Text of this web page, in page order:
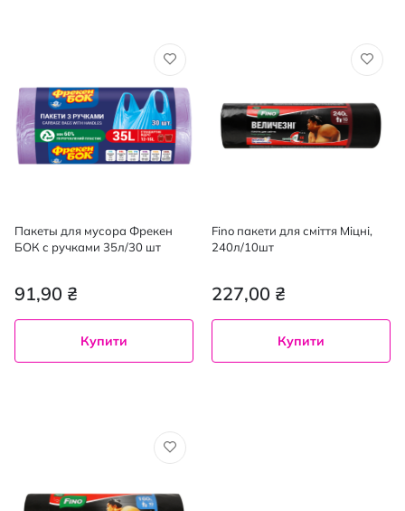
Пакеты для мусора Фрекен
БОК с ручками 35л/30 шт
91,90 ₴
Купити
Fino пакети для сміття Міцні,
240л/10шт
227,00 ₴
Купити